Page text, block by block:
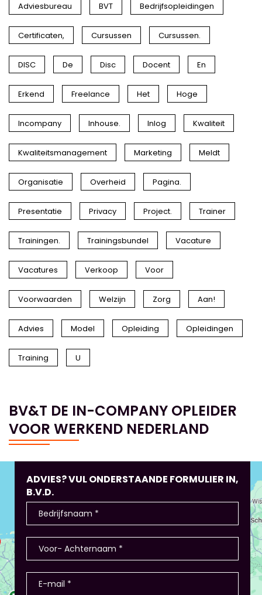
Adviesbureau BVT Bedrijfsopleidingen
Certificaten, Cursussen Cursussen.
DISC De Disc Docent En
Erkend Freelance Het Hoge
Incompany Inhouse. Inlog Kwaliteit
Kwaliteitsmanagement Marketing Meldt
Organisatie Overheid Pagina.
Presentatie Privacy Project. Trainer
Trainingen. Trainingsbundel Vacature
Vacatures Verkoop Voor
Voorwaarden Welzijn Zorg Aan!
Advies Model Opleiding Opleidingen
Training U
BV&T DE IN-COMPANY OPLEIDER
VOOR WERKEND NEDERLAND
ADVIES? VUL ONDERSTAANDE FORMULIER IN,
B.V.D.